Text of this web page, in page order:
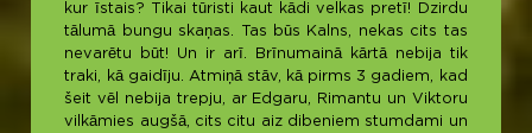
kur īstais? Tikai tūristi kaut kādi velkas pretī! Dzirdu
tālumā bungu skaņas. Tas būs Kalns, nekas cits tas
nevarētu būt! Un ir arī. Brīnumainā kārtā nebija tik
traki, kā gaidīju. Atmiņā stāv, kā pirms 3 gadiem, kad
šeit vēl nebija trepju, ar Edgaru, Rimantu un Viktoru
vilkāmies augšā, cits citu aiz dibeniem stumdami un